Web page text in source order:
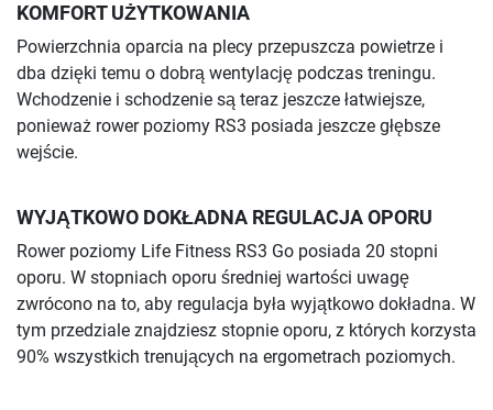
KOMFORT UŻYTKOWANIA
Powierzchnia oparcia na plecy przepuszcza powietrze i
dba dzięki temu o dobrą wentylację podczas treningu.
Wchodzenie i schodzenie są teraz jeszcze łatwiejsze,
ponieważ rower poziomy RS3 posiada jeszcze głębsze
wejście.
WYJĄTKOWO DOKŁADNA REGULACJA OPORU
Rower poziomy Life Fitness RS3 Go posiada 20 stopni
oporu. W stopniach oporu średniej wartości uwagę
zwrócono na to, aby regulacja była wyjątkowo dokładna. W
tym przedziale znajdziesz stopnie oporu, z których korzysta
90% wszystkich trenujących na ergometrach poziomych.